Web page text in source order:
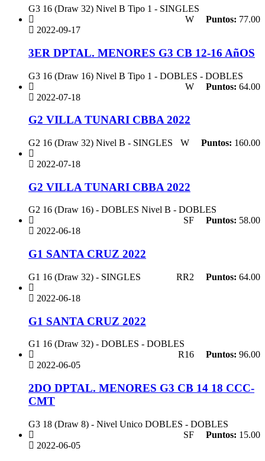
G3 16 (Draw 32) Nivel B Tipo 1 - SINGLES
W
Puntos: 77.00
2022-09-17
3ER DPTAL. MENORES G3 CB 12-16 AñOS
G3 16 (Draw 16) Nivel B Tipo 1 - DOBLES - DOBLES
W
Puntos: 64.00
2022-07-18
G2 VILLA TUNARI CBBA 2022
G2 16 (Draw 32) Nivel B - SINGLES W Puntos: 160.00
2022-07-18
G2 VILLA TUNARI CBBA 2022
G2 16 (Draw 16) - DOBLES Nivel B - DOBLES
SF
Puntos: 58.00
2022-06-18
G1 SANTA CRUZ 2022
G1 16 (Draw 32) - SINGLES RR2 Puntos: 64.00
2022-06-18
G1 SANTA CRUZ 2022
G1 16 (Draw 32) - DOBLES - DOBLES
R16
Puntos: 96.00
2022-06-05
2DO DPTAL. MENORES G3 CB 14 18 CCC-
CMT
G3 18 (Draw 8) - Nivel Unico DOBLES - DOBLES
SF
Puntos: 15.00
2022-06-05